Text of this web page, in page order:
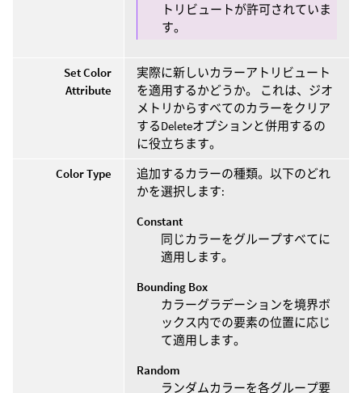
トリビュートが許可されていま
す。
Set Color
Attribute
実際に新しいカラーアトリビュート
を適用するかどうか。 これは、ジオ
メトリからすべてのカラーをクリア
するDeleteオプションと併用するの
に役立ちます。
Color Type
追加するカラーの種類。以下のどれ
かを選択します:
Constant
同じカラーをグループすべてに
適用します。
Bounding Box
カラーグラデーションを境界ボ
ックス内での要素の位置に応じ
て適用します。
Random
ランダムカラーを各グループ要